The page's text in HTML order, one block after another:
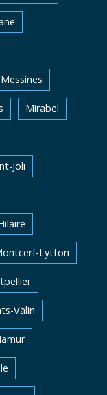
Messines
Mirabel
Joli
Lytton
Valin